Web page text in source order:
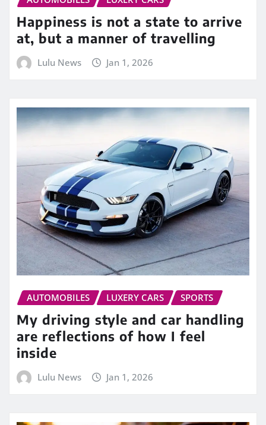
Happiness is not a state to arrive
at, but a manner of travelling
Lulu News Jan 1, 2026
AUTOMOBILES LUXERY CARS SPORTS
My driving style and car handling
are reflections of how I feel
inside
Lulu News Jan 1, 2026